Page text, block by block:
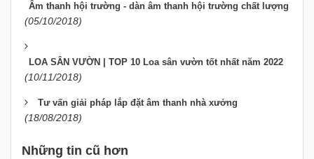
Âm thanh hội trường - dàn âm thanh hội trường chất lượng
(05/10/2018)
LOA SÂN VƯỜN | TOP 10 Loa sân vườn tốt nhất năm 2022
(10/11/2018)
Tư vấn giải pháp lắp đặt âm thanh nhà xưởng
(18/08/2018)
Những tin cũ hơn